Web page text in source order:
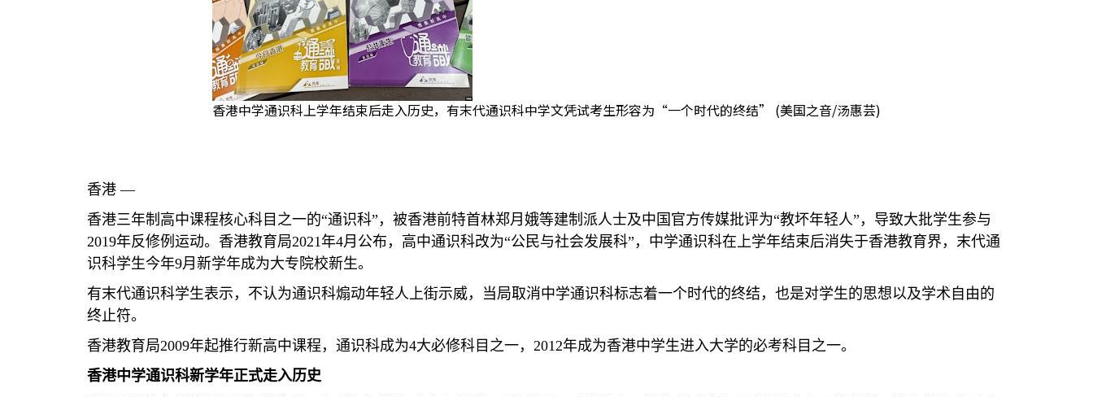
香港中学通识科上学年结束后走入历史，有末代通识科中学文凭试考生形容为“一个时代的终结” (美国之音/汤惠芸)
香港 —
香港三年制高中课程核心科目之一的“通识科”，被香港前特首林郑月娥等建制派人士及中国官方传媒批评为“教坏年轻人”，导致大批学生参与
2019年反修例运动。香港教育局2021年4月公布，高中通识科改为“公民与社会发展科”，中学通识科在上学年结束后消失于香港教育界，末代通
识科学生今年9月新学年成为大专院校新生。
有末代通识科学生表示，不认为通识科煽动年轻人上街示威，当局取消中学通识科标志着一个时代的终结，也是对学生的思想以及学术自由的
终止符。
香港教育局2009年起推行新高中课程，通识科成为4大必修科目之一， 2012年成为香港中学生进入大学的必考科目之一。
香港中学通识科新学年正式走入历史